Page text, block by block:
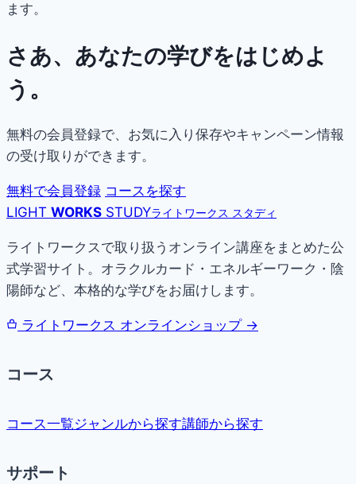
ます。
さあ、あなたの学びをはじめよ
う。
無料の会員登録で、お気に入り保存やキャンペーン情報
の受け取りができます。
無料で会員登録 コースを探す
LIGHT WORKS STUDYライトワークス スタディ
ライトワークスで取り扱うオンライン講座をまとめた公
式学習サイト。オラクルカード・エネルギーワーク・陰
陽師など、本格的な学びをお届けします。
ライトワークス オンラインショップ →
コース
コース一覧ジャンルから探す講師から探す
サポート